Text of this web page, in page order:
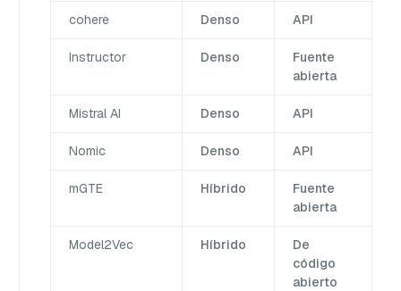
cohere Denso API
Instructor Denso
Fuente
abierta
Mistral AI Denso API
Nomic Denso API
mGTE Híbrido
Fuente
abierta
Model2Vec Híbrido
De
código
abierto